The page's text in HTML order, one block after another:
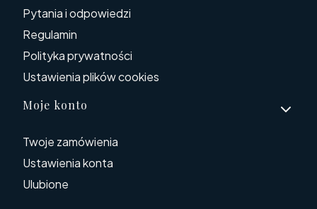
Pytania i odpowiedzi
Regulamin
Polityka prywatności
Ustawienia plików cookies
Moje konto
Twoje zamówienia
Ustawienia konta
Ulubione